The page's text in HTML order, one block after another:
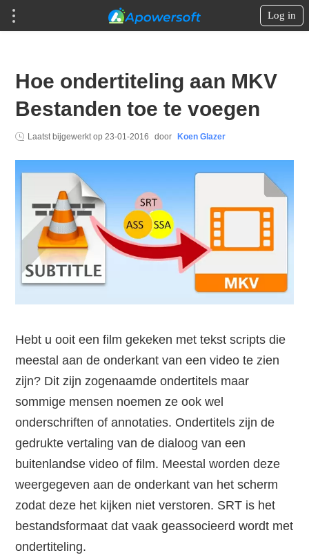
Log in
Hoe ondertiteling aan MKV
Bestanden toe te voegen
Laatst bijgewerkt op23-01-2016 door Koen Glazer
Hebt u ooit een film gekeken met tekst scripts die
meestal aan de onderkant van een video te zien
zijn? Dit zijn zogenaamde ondertitels maar
sommige mensen noemen ze ook wel
onderschriften of annotaties. Ondertitels zijn de
gedrukte vertaling van de dialoog van een
buitenlandse video of film. Meestal worden deze
weergegeven aan de onderkant van het scherm
zodat deze het kijken niet verstoren. SRT is het
bestandsformaat dat vaak geassocieerd wordt met
ondertiteling.